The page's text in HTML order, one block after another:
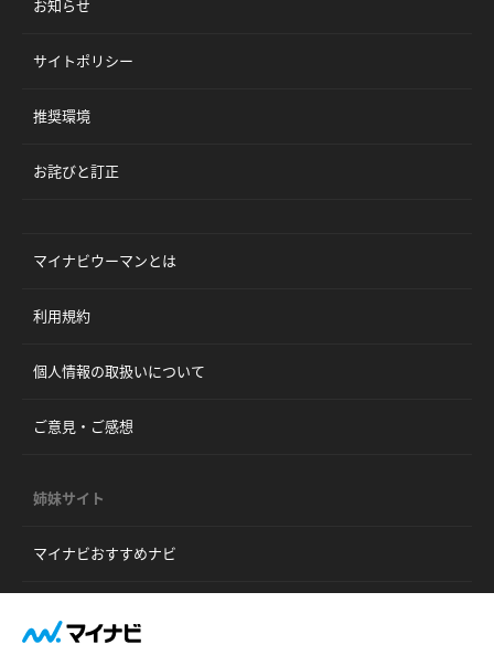
お知らせ
サイトポリシー
推奨環境
お詫びと訂正
マイナビウーマンとは
利用規約
個人情報の取扱いについて
ご意見・ご感想
姉妹サイト
マイナビおすすめナビ